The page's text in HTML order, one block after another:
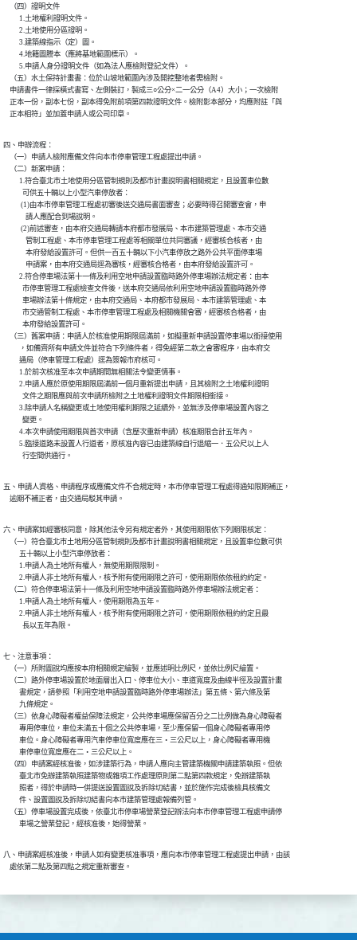
    （四）證明文件
          1.土地權利證明文件。
          2.土地使用分區證明。
          3.建築線指示（定）圖。
          4.地籍圖謄本（應將基地範圍標示）。
          5.申請人身分證明文件（如為法人應檢附登記文件）。
    （五）水土保持計畫書：位於山坡地範圍內涉及開挖整地者需檢附。
    申請書件一律採橫式書寫、左側裝訂，製成三○公分×二一公分（A4）大小；一次檢附
    正本一份，副本七份，副本得免附前項第四款證明文件。檢附影本部分，均應附註「與
    正本相符」並加蓋申請人或公司印章。
四、申辦流程：
    （一）申請人檢附應備文件向本市停車管理工程處提出申請。
    （二）新案申請：
          1.符合臺北市土地使用分區管制規則及都市計畫說明書相關規定，且設置車位數
            可供五十輛以上小型汽車停放者：
           (1)由本市停車管理工程處初審後送交通局書面審查；必要時得召開審查會，申
              請人應配合到場說明。
           (2)前述審查，由本府交通局轉請本府都市發展局、本市建築管理處、本市交通
              管制工程處、本市停車管理工程處等相關單位共同審議，經審核合核者，由
              本府發給設置許可。但供一百五十輛以下小汽車停放之路外公共平面停車場
              申請案，由本府交通局逕為審核，經審核合格者，由本府發給設置許可。
          2.符合停車場法第十一條及利用空地申請設置臨時路外停車場辦法規定者：由本
            市停車管理工程處檢查文件後，送本府交通局依利用空地申請設置臨時路外停
            車場辦法第十條規定，由本府交通局、本府都市發展局、本市建築管理處、本
            市交通管制工程處、本市停車管理工程處及相關機關會審，經審核合格者，由
            本府發給設置許可。
    （三）舊案申請：申請人於核准使用期限屆滿前，如擬重新申請設置停車場以銜接使用
          ，如備齊所有申請文件並符合下列條件者，得免經第二款之會審程序，由本府交
          通局（停車管理工程處）逕為簽報市府核可。
          1.於前次核准至本次申請期間無相關法令變更情事。
          2.申請人應於原使用期限屆滿前一個月重新提出申請，且其檢附之土地權利證明
            文件之期限應與前次申請所檢附之土地權利證明文件期限相銜接。
          3.除申請人名稱變更或土地使用權利期限之延續外，並無涉及停車場設置內容之
            變更。
          4.本次申請使用期限與首次申請（含歷次重新申請）核准期限合計五年內。
          5.臨接道路未設置人行道者，原核准內容已由建築線自行退縮一．五公尺以上人
            行空間供通行。
五、申請人資格、申請程序或應備文件不合規定時，本市停車管理工程處得通知限期補正，
    逾期不補正者，由交通局駁其申請。
六、申請案如經審核同意，除其他法令另有規定者外，其使用期限依下列期限核定：
    （一）符合臺北市土地用分區管制規則及都市計畫說明書相關規定，且設置車位數可供
          五十輛以上小型汽車停放者：
          1.申請人為土地所有權人，無使用期限限制。
          2.申請人非土地所有權人，核予附有使用期限之許可，使用期限依依租約約定。
    （二）符合停車場法第十一條及利用空地申請設置臨時路外停車場辦法規定者：
          1.申請人為土地所有權人，使用期限為五年。
          2.申請人非土地所有權人，核予附有使用期限之許可，使用期限依租約約定且最
            長以五年為限。
七、注意事項：
    （一）所附圖說均應按本府相關規定繪製，並應述明比例尺，並依比例尺繪置。
    （二）路外停車場設置於地面層出入口、停車位大小、車道寬度及曲線半徑及設置計畫
          書規定，請參照「利用空地申請設置臨時路外停車場辦法」第五條、第六條及第
          九條規定。
    （三）依身心障礙者權益保障法規定，公共停車場應保留百分之二比例做為身心障礙者
          專用停車位，車位未滿五十個之公共停車場，至少應保留一個身心障礙者專用停
          車位。身心障礙者專用汽車停車位寬度應在三‧三公尺以上，身心障礙者專用機
          車停車位寬度應在二‧三公尺以上。
    （四）申請案經核准後，如涉建築行為，申請人應向主管建築機關申請建築執照。但依
          臺北市免辦建築執照建築物或雜項工作處理原則第二點第四款規定，免辦建築執
          照者，得於申請時一併提送設置圖說及拆除切結書，並於施作完成後檢具核備文
          件、設置圖說及拆除切結書向本市建築管理處報備列管。
    （五）停車場設置完成後，依臺北市停車場營業登記辦法向本市停車管理工程處申請停
          車場之營業登記，經核准後，始得營業。
八、申請案經核准後，申請人如有變更核准事項，應向本市停車管理工程處提出申請，由該
    處依第二點及第四點之規定重新審查。